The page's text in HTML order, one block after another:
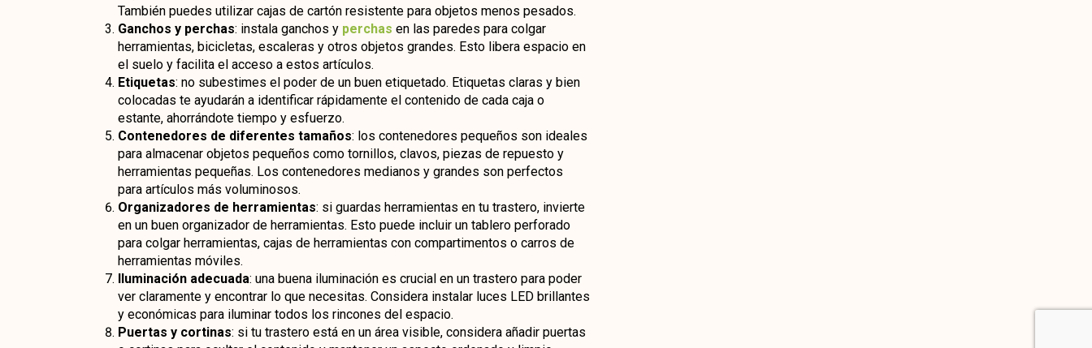
También puedes utilizar cajas de cartón resistente para objetos menos pesados.
Ganchos y perchas: instala ganchos y perchas en las paredes para colgar
herramientas, bicicletas, escaleras y otros objetos grandes. Esto libera espacio en
el suelo y facilita el acceso a estos artículos.
Etiquetas: no subestimes el poder de un buen etiquetado. Etiquetas claras y bien
colocadas te ayudarán a identificar rápidamente el contenido de cada caja o
estante, ahorrándote tiempo y esfuerzo.
Contenedores de diferentes tamaños: los contenedores pequeños son ideales
para almacenar objetos pequeños como tornillos, clavos, piezas de repuesto y
herramientas pequeñas. Los contenedores medianos y grandes son perfectos
para artículos más voluminosos.
Organizadores de herramientas: si guardas herramientas en tu trastero, invierte
en un buen organizador de herramientas. Esto puede incluir un tablero perforado
para colgar herramientas, cajas de herramientas con compartimentos o carros de
herramientas móviles.
Iluminación adecuada: una buena iluminación es crucial en un trastero para poder
ver claramente y encontrar lo que necesitas. Considera instalar luces LED brillantes
y económicas para iluminar todos los rincones del espacio.
Puertas y cortinas: si tu trastero está en un área visible, considera añadir puertas